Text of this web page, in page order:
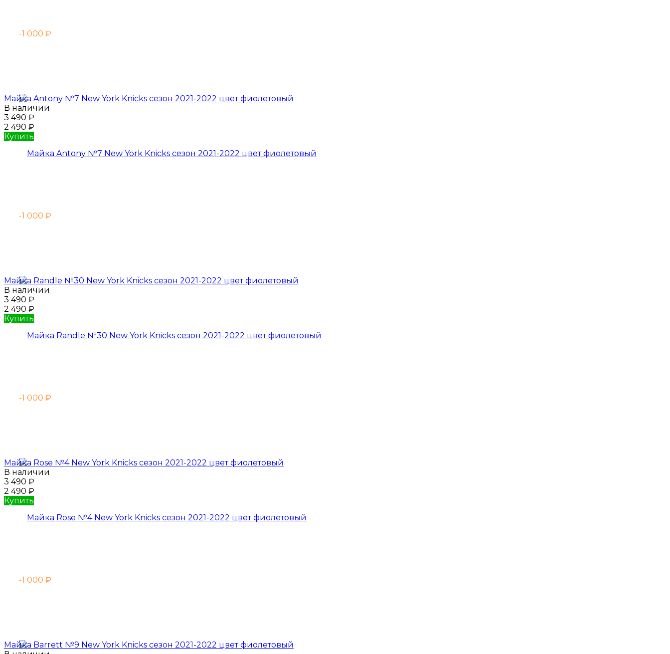
-1 000 ₽
Майка Antony №7 New York Knicks сезон 2021-2022 цвет фиолетовый
В наличии
3 490 ₽
2 490 ₽
Купить
-1 000 ₽
Майка Randle №30 New York Knicks сезон 2021-2022 цвет фиолетовый
В наличии
3 490 ₽
2 490 ₽
Купить
-1 000 ₽
Майка Rose №4 New York Knicks сезон 2021-2022 цвет фиолетовый
В наличии
3 490 ₽
2 490 ₽
Купить
-1 000 ₽
Майка Barrett №9 New York Knicks сезон 2021-2022 цвет фиолетовый